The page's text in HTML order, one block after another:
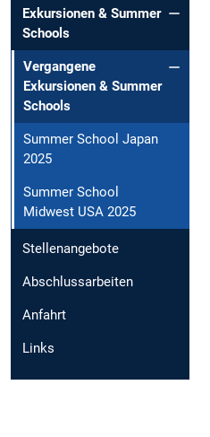
Exkursionen & Summer
Schools
Vergangene
Exkursionen & Summer
Schools
Summer School Japan
2025
Summer School
Midwest USA 2025
Stellenangebote
Abschlussarbeiten
Anfahrt
Links